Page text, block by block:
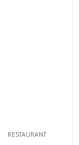
RESTAURANT